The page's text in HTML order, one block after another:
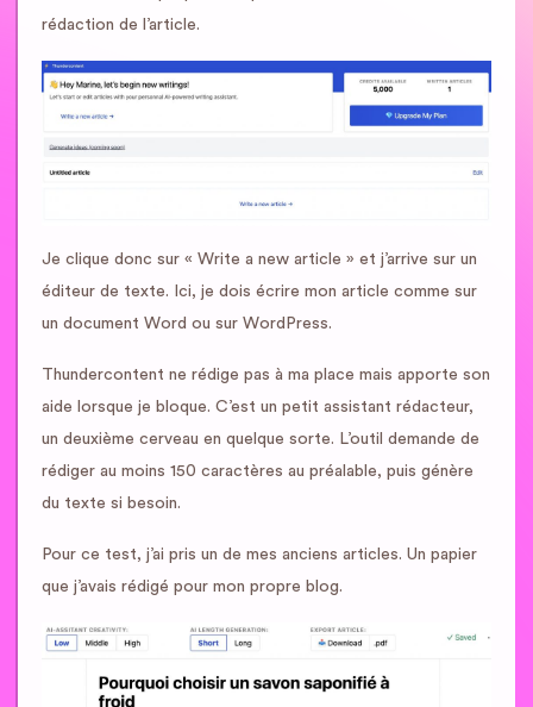
rédaction de l’article.
Je clique donc sur « Write a new article » et j’arrive sur un
éditeur de texte. Ici, je dois écrire mon article comme sur
un document Word ou sur WordPress.
Thundercontent ne rédige pas à ma place mais apporte son
aide lorsque je bloque. C’est un petit assistant rédacteur,
un deuxième cerveau en quelque sorte. L’outil demande de
rédiger au moins 150 caractères au préalable, puis génère
du texte si besoin.
Pour ce test, j’ai pris un de mes anciens articles. Un papier
que j’avais rédigé pour mon propre blog.